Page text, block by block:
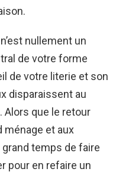
nullement un
de votre forme
de votre literie et son
disparaissent au
Alors que le retour
ménage et aux
grand temps de faire
pour en refaire un